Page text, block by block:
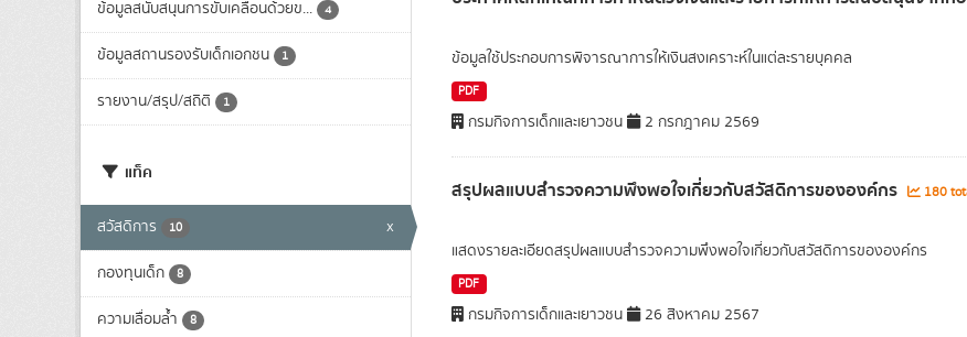
ข้อมูลสนับสนุนการขับเคลื่อนด้วยข... 4
ข้อมูลสถานรองรับเด็กเอกชน 1
รายงาน/สรุป/สถิติ 1
แท็ค
สวัสดิการ 10 x
กองทุนเด็ก 8
ความเลื่อมล้ำ 8
ข้อมูลใช้ประกอบการพิจารณาการให้เงินสงเคราะห์ในแต่ละรายบุคคล
PDF
กรมกิจการเด็กและเยาวชน 2 กรกฎาคม 2569
สรุปผลแบบสำรวจความพึงพอใจเกี่ยวกับสวัสดิการขององค์กร 180
แสดงรายละเอียดสรุปผลแบบสำรวจความพึงพอใจเกี่ยวกับสวัสดิการขององค์กร
PDF
กรมกิจการเด็กและเยาวชน 26 สิงหาคม 2567